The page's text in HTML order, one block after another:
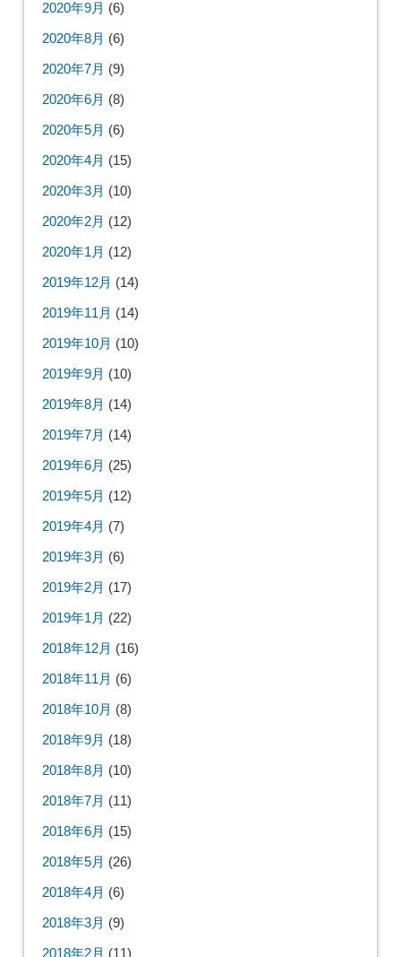
2020年9月 (6)
2020年8月 (6)
2020年7月 (9)
2020年6月 (8)
2020年5月 (6)
2020年4月 (15)
2020年3月 (10)
2020年2月 (12)
2020年1月 (12)
2019年12月 (14)
2019年11月 (14)
2019年10月 (10)
2019年9月 (10)
2019年8月 (14)
2019年7月 (14)
2019年6月 (25)
2019年5月 (12)
2019年4月 (7)
2019年3月 (6)
2019年2月 (17)
2019年1月 (22)
2018年12月 (16)
2018年11月 (6)
2018年10月 (8)
2018年9月 (18)
2018年8月 (10)
2018年7月 (11)
2018年6月 (15)
2018年5月 (26)
2018年4月 (6)
2018年3月 (9)
2018年2月 (11)